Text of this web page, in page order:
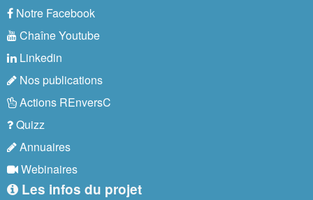
Notre Facebook
Chaîne Youtube
Linkedin
Nos publications
Actions REnversC
Quizz
Annuaires
Webinaires
Les infos du projet